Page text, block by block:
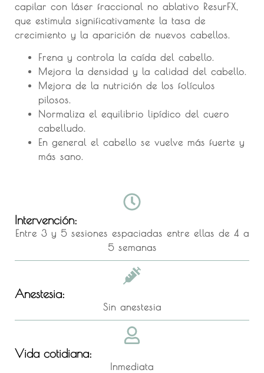
capilar con láser fraccional no ablativo ResurFX,
que estimula significativamente la tasa de
crecimiento y la aparición de nuevos cabellos.
Frena y controla la caída del cabello.
Mejora la densidad y la calidad del cabello.
Mejora de la nutrición de los folículos
pilosos.
Normaliza el equilibrio lipídico del cuero
cabelludo.
En general el cabello se vuelve más fuerte y
más sano.
Intervención:
Entre 3 y 5 sesiones espaciadas entre ellas de 4 a
5 semanas
Anestesia:
Sin anestesia
Vida cotidiana:
Inmediata